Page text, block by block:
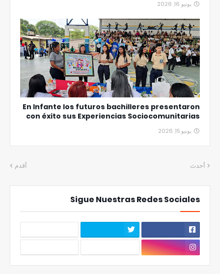
يونيو 16, 2026
En Infante los futuros bachilleres presentaron
con éxito sus Experiencias Sociocomunitarias
يونيو 15, 2026
أحدث أقدم
Sigue Nuestras Redes Sociales